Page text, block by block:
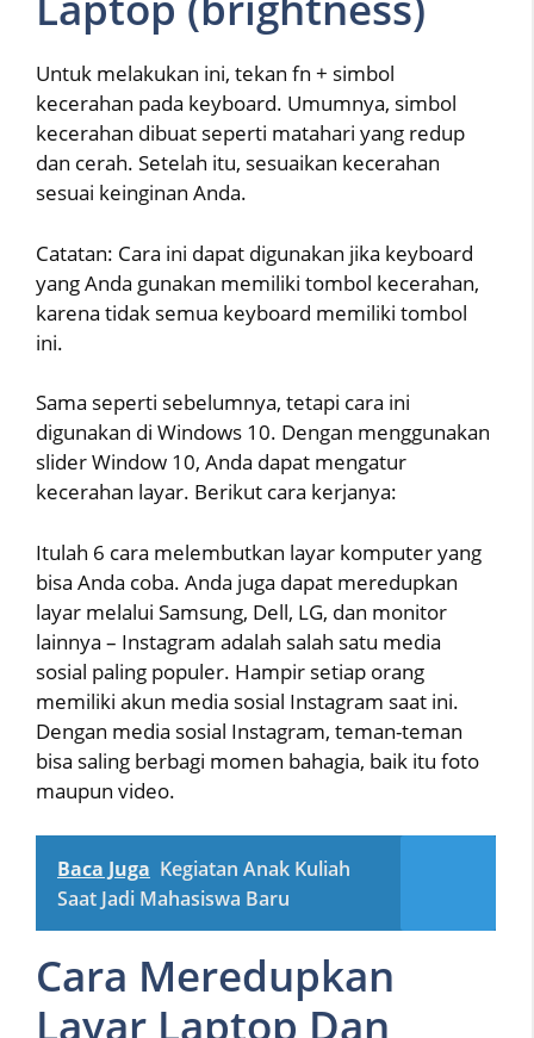
Untuk melakukan ini, tekan fn + simbol
kecerahan pada keyboard. Umumnya, simbol
kecerahan dibuat seperti matahari yang redup
dan cerah. Setelah itu, sesuaikan kecerahan
sesuai keinginan Anda.
Catatan: Cara ini dapat digunakan jika keyboard
yang Anda gunakan memiliki tombol kecerahan,
karena tidak semua keyboard memiliki tombol
ini.
Sama seperti sebelumnya, tetapi cara ini
digunakan di Windows 10. Dengan menggunakan
slider Window 10, Anda dapat mengatur
kecerahan layar. Berikut cara kerjanya:
Itulah 6 cara melembutkan layar komputer yang
bisa Anda coba. Anda juga dapat meredupkan
layar melalui Samsung, Dell, LG, dan monitor
lainnya – Instagram adalah salah satu media
sosial paling populer. Hampir setiap orang
memiliki akun media sosial Instagram saat ini.
Dengan media sosial Instagram, teman-teman
bisa saling berbagi momen bahagia, baik itu foto
maupun video.
Baca Juga Kegiatan Anak Kuliah
Saat Jadi Mahasiswa Baru
Cara Meredupkan
Layar Laptop Dan